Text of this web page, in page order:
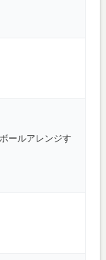
ールアレンジす